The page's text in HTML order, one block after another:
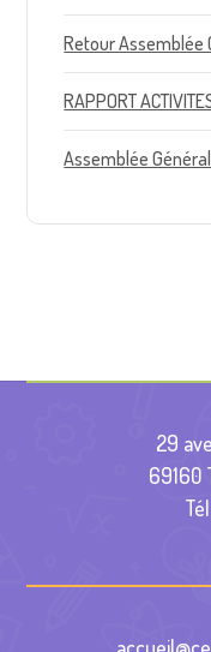
Retour Assemblée
RAPPORT
Assemblée
29
69160